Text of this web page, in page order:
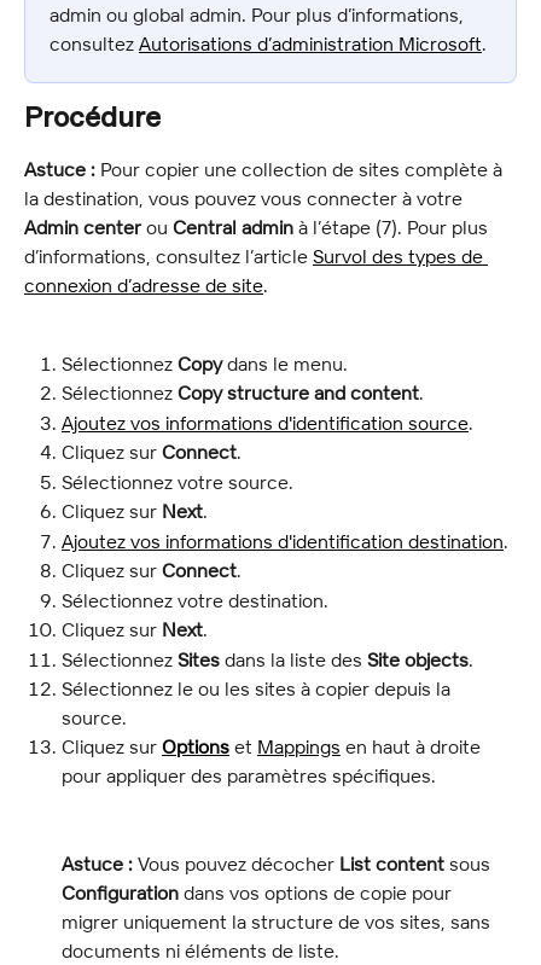
admin ou global admin. Pour plus d’informations,
consultez Autorisations d’administration Microsoft.
Procédure
Astuce : Pour copier une collection de sites complète à
la destination, vous pouvez vous connecter à votre
Admin center ou Central admin à l’étape (7). Pour plus
d’informations, consultez l’article Survol des types de
connexion d’adresse de site.
Sélectionnez Copy dans le menu.
Sélectionnez Copy structure and content.
Ajoutez vos informations d'identification source.
Cliquez sur Connect.
Sélectionnez votre source.
Cliquez sur Next.
Ajoutez vos informations d'identification destination.
Cliquez sur Connect.
Sélectionnez votre destination.
Cliquez sur Next.
Sélectionnez Sites dans la liste des Site objects.
Sélectionnez le ou les sites à copier depuis la
source.
Cliquez sur Options et Mappings en haut à droite
pour appliquer des paramètres spécifiques.
Astuce : Vous pouvez décocher List content sous
Configuration dans vos options de copie pour
migrer uniquement la structure de vos sites, sans
documents ni éléments de liste.